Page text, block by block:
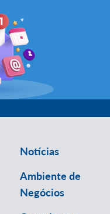
Notícias
Ambiente de
Negócios